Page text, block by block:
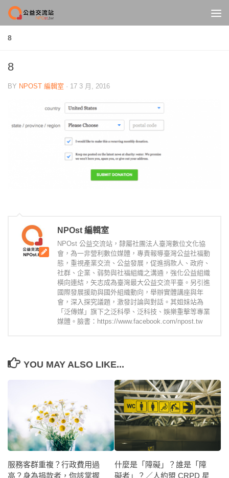
Skip to content
8
8
BY NPOST 編輯室 · 17 3 月, 2016
NPOst 編輯室
NPOst 公益交流站，隸屬社團法人臺灣數位文化協
會，為一非營利數位媒體，專責報導臺灣公益社福動
態，重視產業交流、公益發展，促進捐款人、政府、
社群、企業、弱勢與社福組織之溝通，強化公益組織
橫向連結，矢志成為臺灣最大公益交流平臺。另引進
國際發展援助與國外組織動向，舉辦實體講座與年
會，深入探究議題，激發討論與對話。其姐妹站為
「泛傳媒」旗下之泛科學、泛科技、娛樂重擊等專業
媒體。臉書：https://www.facebook.com/npost.tw
YOU MAY ALSO LIKE...
服務客群重複？行政費用過
高？身為捐款者，你該掌握
什麼是「障礙」？誰是「障
礙者」？／人約盟 CRPD 星